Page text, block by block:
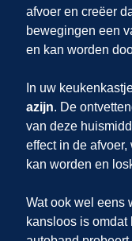
afvoer en creëer
bewegingen een
en kan worden
In uw
azijn. De
van deze
effect in de
kan worden en
Wat ook wel eens
kansloos is omdat